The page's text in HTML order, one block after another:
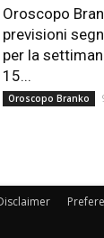
Oroscopo
previsioni
per la
15...
Oroscopo Branko